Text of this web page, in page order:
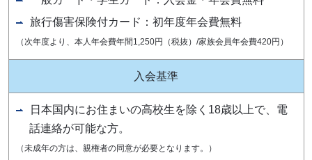
旅行傷害保険付カード：初年度年会費無料
（次年度より、本人年会費年間1,250円（税抜）/家族会員年会費420円）
入会基準
日本国内にお住まいの高校生を除く18歳以上で、電
話連絡が可能な方。
（未成年の方は、親権者の同意が必要となります。）